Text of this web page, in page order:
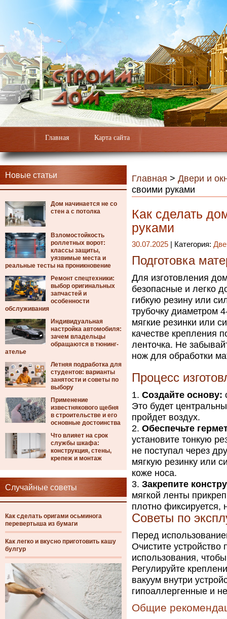
Главная Карта сайта
Новые статьи
Дом начинается не со
стен а с потолка
Взломостойкость
роллетных ворот:
классы защиты,
уязвимые места и
реальные тесты на проникновение
Ремонт спецтехники:
выбор оригинальных
запчастей и
особенности
обслуживания
Индивидуальная
настройка автомобиля:
зачем владельцы
обращаются в тюнинг-
ателье
Летняя подработка для
студентов: варианты
занятости и советы по
выбору
Применение
известнякового щебня
в строительстве и его
основные достоинства
Что влияет на срок
службы шкафа:
конструкция, стены,
крепеж и монтаж
Случайные советы
Как сделать оригами осьминога
перевертыша из бумаги
Как легко и вкусно приготовить кашу
булгур
Главная > Двери и
своими руками
Как сделать
руками
30.07.2025 | Категория:
Подготовка
Для изготовления
безопасные и легко
гибкую резину или
трубочку диаметром
мягкие резинки или
качестве крепления
ленточка. Не
нож для обработки
Процесс
Создайте основу:
Это будет
пройдет воздух.
Обеспечьте
установите тонкую
не поступал через
мягкую резинку или
коже носа.
Закрепите
мягкой ленты
плотно
Советы по
Перед
Очистите
использования,
Регулируйте
вакуум внутри
гипоаллергенные и
Общие